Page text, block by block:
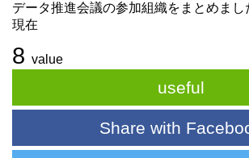
データ推進会議の参加組織をまとめま
現在
8 value
useful
Share with